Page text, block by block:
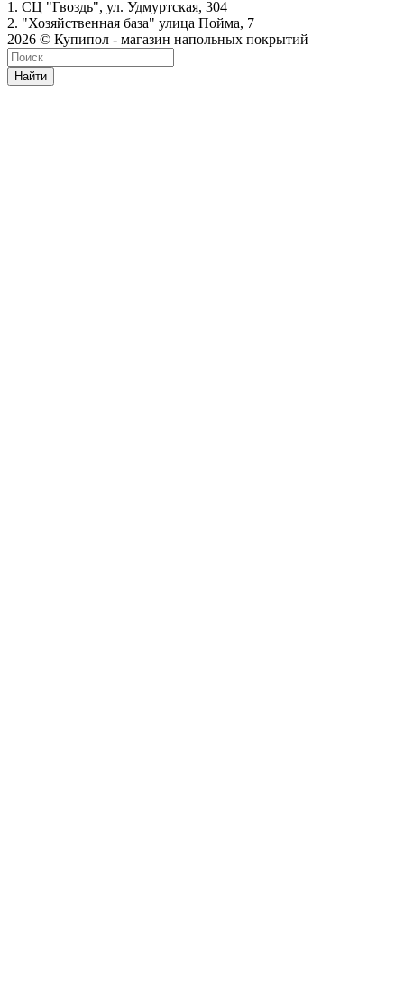
1. СЦ "Гвоздь", ул. Удмуртская, 304
2. "Хозяйственная база" улица Пойма, 7
2026 © Купипол - магазин напольных покрытий
Найти